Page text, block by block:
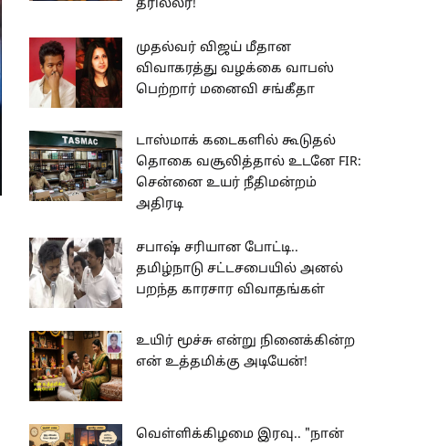
த்ரில்லர்!
முதல்வர் விஜய் மீதான
விவாகரத்து வழக்கை வாபஸ்
பெற்றார் மனைவி சங்கீதா
டாஸ்மாக் கடைகளில் கூடுதல்
தொகை வசூலித்தால் உடனே FIR:
சென்னை உயர் நீதிமன்றம்
அதிரடி
சபாஷ் சரியான போட்டி..
தமிழ்நாடு சட்டசபையில் அனல்
பறந்த காரசார விவாதங்கள்
உயிர் மூச்சு என்று நினைக்கின்ற
என் உத்தமிக்கு அடியேன்!
வெள்ளிக்கிழமை இரவு.. "நான்